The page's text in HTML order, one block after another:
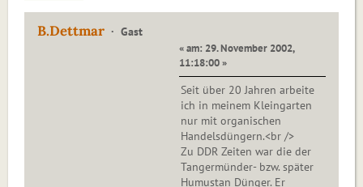
B.Dettmar Gast
« am: 29. November 2002,
11:18:00 »
Seit über 20 Jahren arbeite
ich in meinem Kleingarten
nur mit organischen
Handelsdüngern.<br />
Zu DDR Zeiten war die der
Tangermünder- bzw. später
Humustan Dünger. Er